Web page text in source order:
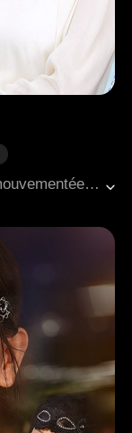
Il y a cinq ans, Thea passa une nuit mouvementée avec Jacob, qui avait été drogué. Espérant pouvoir payer les frais médicaux de sa grand-mère, elle fut choquée lorsque Jacob partit en trombe, convaincu que Thea avait mis quelque chose dans son verre. Plus tard, Thea découvrit qu'elle était enceinte et chercha l'aide de Jacob, mais elle fut humiliée. Alors qu'elle tenait sa grand-mère mourante à l'hôpital, Thea tomba par hasard sur une nouvelle : Jacob était tombé dans le coma. Saisissant l'occasion, elle emménagea chez lui avec son enfant à naître. Juste au moment où elle commençait à s'installer dans une vie de luxe, Jacob se réveilla sans aucun souvenir d'elle. Les médecins prédirent que ses souvenirs reviendraient dans un délai d'un mois. Déterminée, Thea œuvra pour que Jacob tombe amoureux d'elle, et finalement, tous trois construisirent une vie heureuse ensemble.